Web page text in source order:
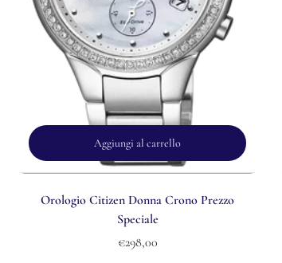
Aggiungi al carrello
Orologio Citizen Donna Crono Prezzo
Speciale
€298,00